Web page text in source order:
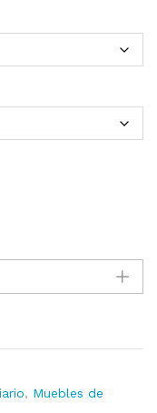
, Muebles de